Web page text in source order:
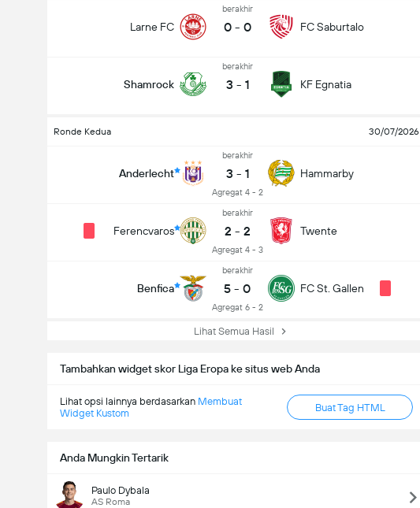
Larne FC
berakhir
0 - 0 FC Saburtalo
Shamrock
berakhir
3 - 1 KF Egnatia
Ronde Kedua 30/07/2026
Anderlecht
berakhir
3 - 1
Agregat 4 - 2
Hammarby
Ferencvaros
berakhir
2 - 2
Agregat 4 - 3
Twente
Benfica
berakhir
5 - 0
Agregat 6 - 2
FC St. Gallen
Lihat Semua Hasil
Tambahkan widget skor Liga Eropa ke situs web Anda
Lihat opsi lainnya berdasarkan Membuat
Widget Kustom
Buat Tag HTML
Anda Mungkin Tertarik
Paulo Dybala
AS Roma